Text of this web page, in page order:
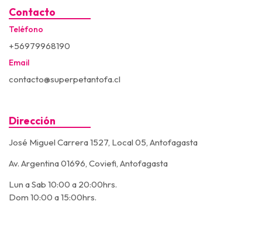
Contacto
Teléfono
+56979968190
Email
contacto@superpetantofa.cl
Dirección
José Miguel Carrera 1527, Local 05, Antofagasta
Av. Argentina 01696, Coviefi, Antofagasta
Lun a Sab 10:00 a 20:00hrs.
Dom 10:00 a 15:00hrs.